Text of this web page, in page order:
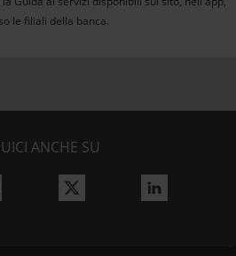
le filiali della banca.
ANCHE SU